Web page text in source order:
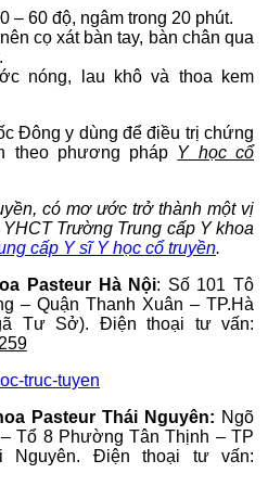
– 60 độ, ngâm trong 20 phút.
cọ xát bàn tay, bàn chân qua
nóng, lau khô và thoa kem
Đông y dùng để điều trị chứng
theo phương pháp Y học cổ
có mơ ước trở thành một vị
Trường Trung cấp Y khoa
cấp Y sĩ Y học cổ truyền.
Pasteur Hà Nội: Số 101 Tô
– Quận Thanh Xuân – TP.Hà
Tư Sở). Điện thoại tư vấn:
Pasteur Thái Nguyên: Ngõ
Tổ 8 Phường Tân Thịnh – TP
Nguyên. Điện thoại tư vấn: